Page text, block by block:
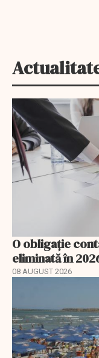
O obligație
eliminată în
08 AUGUST 2026